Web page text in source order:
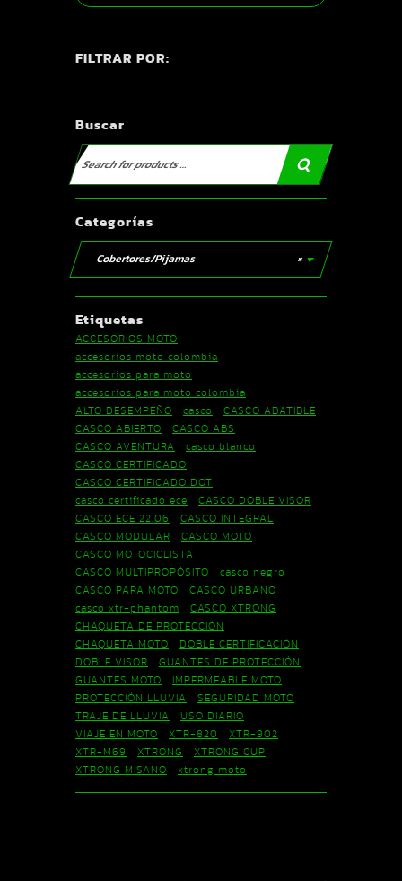
FILTRAR POR:
Buscar
Categorías
×
Cobertores/Pijamas
Etiquetas
ACCESORIOS MOTO
accesorios moto colombia
accesorios para moto
accesorios para moto colombia
ALTO DESEMPEÑO
casco
CASCO ABATIBLE
CASCO ABIERTO
CASCO ABS
CASCO AVENTURA
casco blanco
CASCO CERTIFICADO
CASCO CERTIFICADO DOT
casco certificado ece
CASCO DOBLE VISOR
CASCO ECE 22.06
CASCO INTEGRAL
CASCO MODULAR
CASCO MOTO
CASCO MOTOCICLISTA
CASCO MULTIPROPÓSITO
casco negro
CASCO PARA MOTO
CASCO URBANO
casco xtr-phantom
CASCO XTRONG
CHAQUETA DE PROTECCIÓN
CHAQUETA MOTO
DOBLE CERTIFICACIÓN
DOBLE VISOR
GUANTES DE PROTECCIÓN
GUANTES MOTO
IMPERMEABLE MOTO
PROTECCIÓN LLUVIA
SEGURIDAD MOTO
TRAJE DE LLUVIA
USO DIARIO
VIAJE EN MOTO
XTR-820
XTR-902
XTR-M69
XTRONG
XTRONG CUP
XTRONG MISANO
xtrong moto